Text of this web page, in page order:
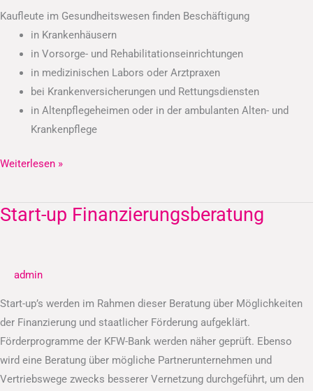
Kaufleute im Gesundheitswesen finden Beschäftigung
in Krankenhäusern
in Vorsorge- und Rehabilitationseinrichtungen
in medizinischen Labors oder Arztpraxen
bei Krankenversicherungen und Rettungsdiensten
in Altenpflegeheimen oder in der ambulanten Alten- und
Krankenpflege
Weiterlesen »
Start-up Finanzierungsberatung
admin
Start-up’s werden im Rahmen dieser Beratung über Möglichkeiten
der Finanzierung und staatlicher Förderung aufgeklärt.
Förderprogramme der KFW-Bank werden näher geprüft. Ebenso
wird eine Beratung über mögliche Partnerunternehmen und
Vertriebswege zwecks besserer Vernetzung durchgeführt, um den
Start-